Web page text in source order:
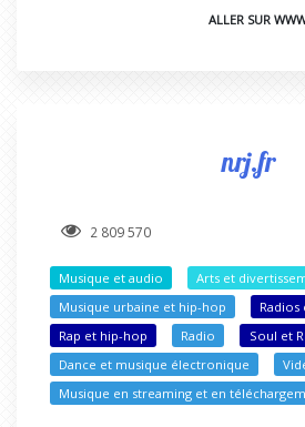
ALLER SUR
nrj.fr
2 809 570
Musique et audio
Arts et
Musique urbaine et hip-hop
Radios
Rap et hip-hop
Radio
Soul et
Dance et musique électronique
Musique en streaming et en